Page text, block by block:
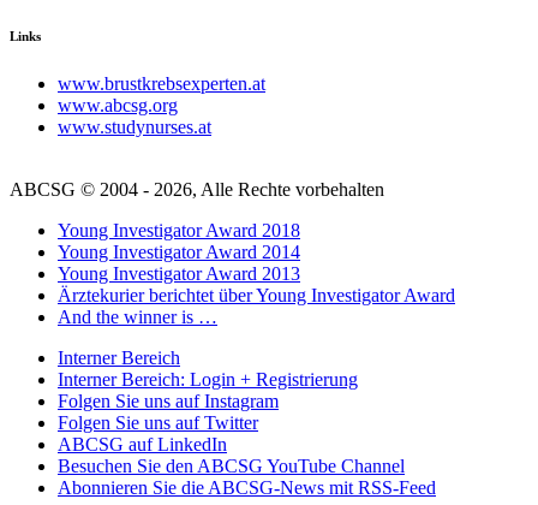
Links
www.brustkrebsexperten.at
www.abcsg.org
www.studynurses.at
ABCSG © 2004 - 2026, Alle Rechte vorbehalten
Young Investigator Award 2018
Young Investigator Award 2014
Young Investigator Award 2013
Ärztekurier berichtet über Young Investigator Award
And the winner is …
Interner Bereich
Interner Bereich: Login + Registrierung
Folgen Sie uns auf Instagram
Folgen Sie uns auf Twitter
ABCSG auf LinkedIn
Besuchen Sie den ABCSG YouTube Channel
Abonnieren Sie die ABCSG-News mit RSS-Feed